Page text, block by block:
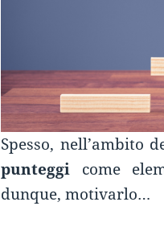
Spesso, nell’ambito
punteggi come
dunque, motivarlo…